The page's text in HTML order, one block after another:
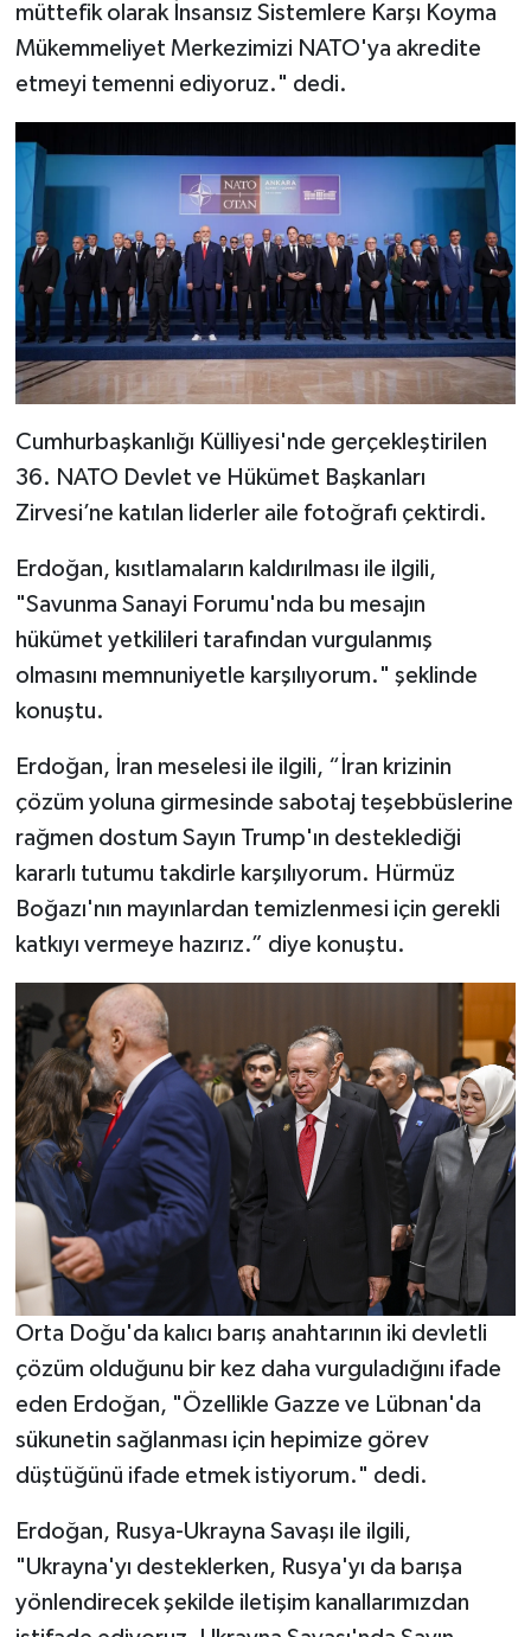
müttefik olarak İnsansız Sistemlere Karşı Koyma
Mükemmeliyet Merkezimizi NATO'ya akredite
etmeyi temenni ediyoruz." dedi.
Cumhurbaşkanlığı Külliyesi'nde gerçekleştirilen
36.⁠ ⁠NATO Devlet ve Hükümet Başkanları
Zirvesi’ne katılan liderler aile fotoğrafı çektirdi.
Erdoğan, kısıtlamaların kaldırılması ile ilgili,
"Savunma Sanayi Forumu'nda bu mesajın
hükümet yetkilileri tarafından vurgulanmış
olmasını memnuniyetle karşılıyorum." şeklinde
konuştu.
Erdoğan, İran meselesi ile ilgili, “İran krizinin
çözüm yoluna girmesinde sabotaj teşebbüslerine
rağmen dostum Sayın Trump'ın desteklediği
kararlı tutumu takdirle karşılıyorum. Hürmüz
Boğazı'nın mayınlardan temizlenmesi için gerekli
katkıyı vermeye hazırız.” diye konuştu.
Orta Doğu'da kalıcı barış anahtarının iki devletli
çözüm olduğunu bir kez daha vurguladığını ifade
eden Erdoğan, "Özellikle Gazze ve Lübnan'da
sükunetin sağlanması için hepimize görev
düştüğünü ifade etmek istiyorum." dedi.
Erdoğan, Rusya-Ukrayna Savaşı ile ilgili,
"Ukrayna'yı desteklerken, Rusya'yı da barışa
yönlendirecek şekilde iletişim kanallarımızdan